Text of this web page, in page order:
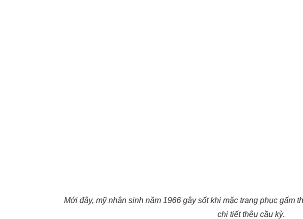
Mới đây, mỹ nhân sinh năm 1966 gây sốt khi mặc trang phục gấm
chi tiết thêu cầu kỳ.